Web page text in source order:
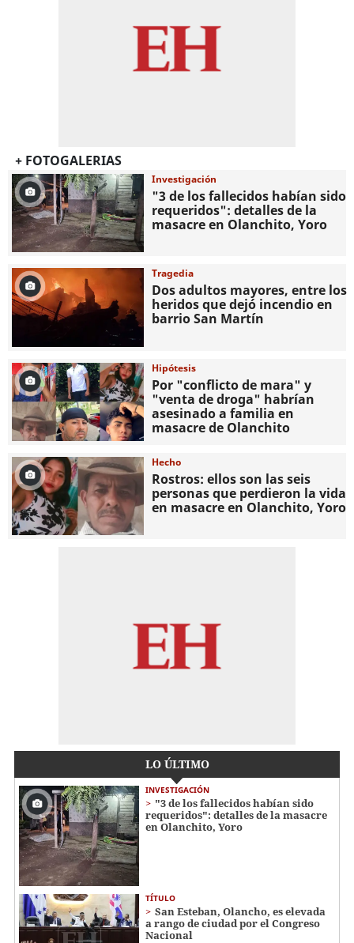
+ FOTOGALERIAS
Investigación
"3 de los fallecidos habían sido
requeridos": detalles de la
masacre en Olanchito, Yoro
Tragedia
Dos adultos mayores, entre los
heridos que dejó incendio en
barrio San Martín
Hipótesis
Por "conflicto de mara" y
"venta de droga" habrían
asesinado a familia en
masacre de Olanchito
Hecho
Rostros: ellos son las seis
personas que perdieron la vida
en masacre en Olanchito, Yoro
LO ÚLTIMO
INVESTIGACIÓN
"3 de los fallecidos habían sido
requeridos": detalles de la masacre
en Olanchito, Yoro
TÍTULO
San Esteban, Olancho, es elevada
a rango de ciudad por el Congreso
Nacional